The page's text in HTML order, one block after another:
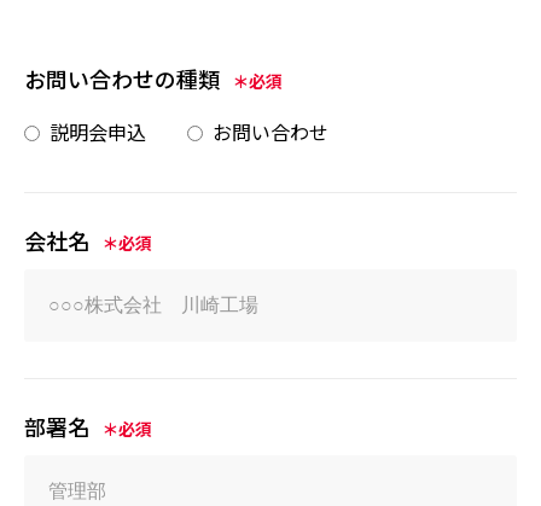
お問い合わせの種類 ＊必須
説明会申込 お問い合わせ
会社名 ＊必須
部署名 ＊必須